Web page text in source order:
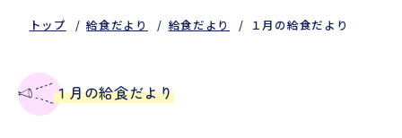
トップ 給食だより 給食だより １月の給食だより
１月の給食だより